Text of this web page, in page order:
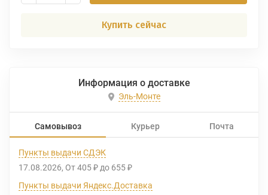
Купить сейчас
Информация о доставке
Эль-Монте
Самовывоз Курьер Почта
Пункты выдачи СДЭК
17.08.2026 От 405 ₽ до 655 ₽
Пункты выдачи Яндекс.Доставка